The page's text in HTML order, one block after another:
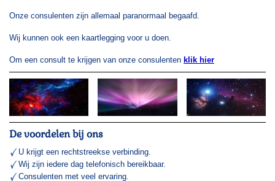
Onze consulenten zijn allemaal paranormaal begaafd.
Wij kunnen ook een kaartlegging voor u doen.
Om een consult te krijgen van onze consulenten klik hier
De voordelen bij ons
U krijgt een rechtstreekse verbinding.
Wij zijn iedere dag telefonisch bereikbaar.
Consulenten met veel ervaring.